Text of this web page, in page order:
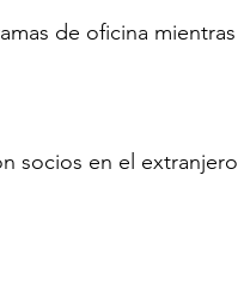
de oficina mientras
socios en el extranjero